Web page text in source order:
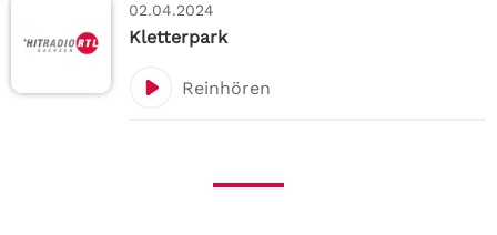
02.04.2024
Kletterpark
Reinhören